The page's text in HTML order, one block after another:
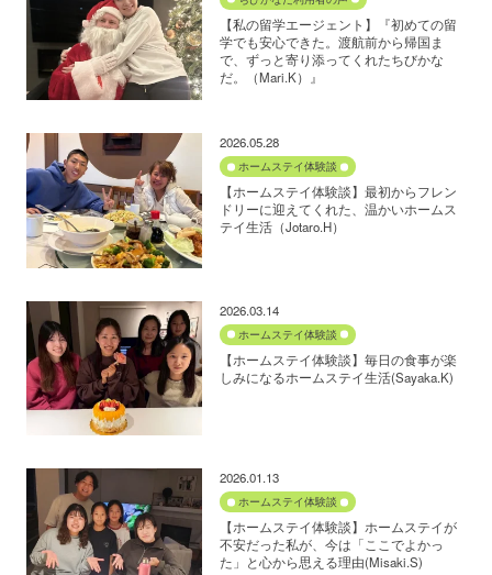
【私の留学エージェント】『初めての留
学でも安心できた。渡航前から帰国ま
で、ずっと寄り添ってくれたちびかな
だ。（Mari.K）』
2026.05.28
ホームステイ体験談
【ホームステイ体験談】最初からフレン
ドリーに迎えてくれた、温かいホームス
テイ生活（Jotaro.H）
2026.03.14
ホームステイ体験談
【ホームステイ体験談】毎日の食事が楽
しみになるホームステイ生活(Sayaka.K)
2026.01.13
ホームステイ体験談
【ホームステイ体験談】ホームステイが
不安だった私が、今は「ここでよかっ
た」と心から思える理由(Misaki.S)